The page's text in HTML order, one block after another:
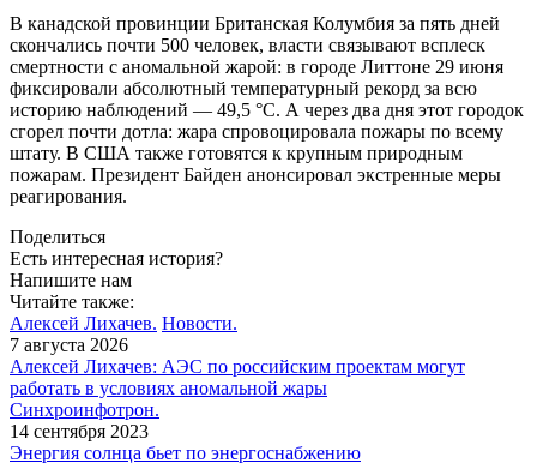
В канадской провинции Британская Колумбия за пять дней
скончались почти 500 человек, власти связывают всплеск
смертности с аномальной жарой: в городе Литтоне 29 июня
фиксировали абсолютный температурный рекорд за всю
историю наблюдений — ​49,5 °C. А через два дня этот городок
сгорел почти дотла: жара спровоцировала пожары по всему
штату. В США также готовятся к крупным природным
пожарам. Президент Байден анонсировал экстренные меры
реагирования.
Поделиться
Есть интересная история?
Напишите нам
Читайте также:
Алексей Лихачев. Новости.
7 августа 2026
Алексей Лихачев: АЭС по российским проектам могут
работать в условиях аномальной жары
Синхроинфотрон.
14 сентября 2023
Энергия солнца бьет по энергоснабжению